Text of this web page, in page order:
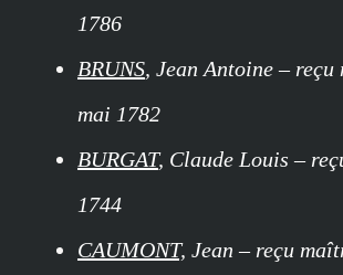
1786
BRUNS, Jean Antoine – reçu
mai 1782
BURGAT, Claude Louis –
1744
CAUMONT, Jean – reçu